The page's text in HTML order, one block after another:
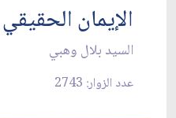
الإيمان الحقيقي
السيد بلال وهبي
عدد الزوار: 2743